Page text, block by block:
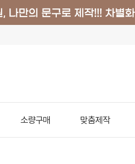
소량구매 맞춤제작